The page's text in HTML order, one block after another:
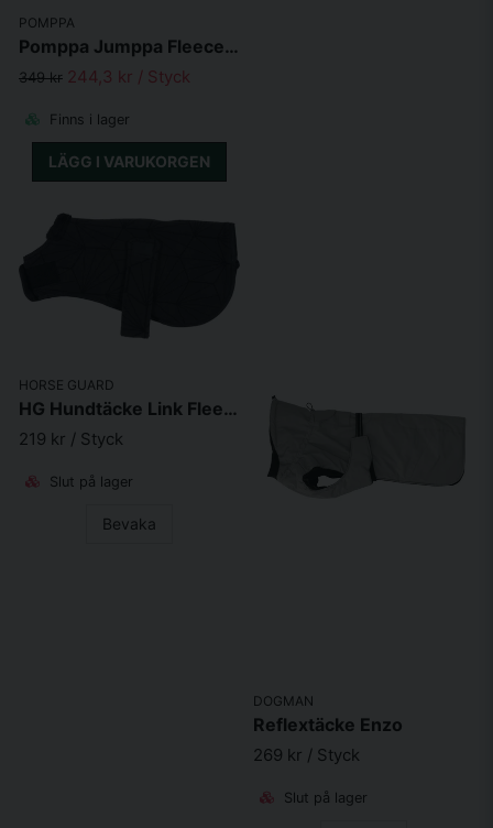
POMPPA
Pomppa Jumppa Fleecetäcke Plum
349 kr 244,3 kr / Styck
Finns i lager
LÄGG I VARUKORGEN
HORSE GUARD
HG Hundtäcke Link Fleece Grå/svart
219 kr / Styck
Slut på lager
Bevaka
DOGMAN
Reflextäcke Enzo
269 kr / Styck
Slut på lager